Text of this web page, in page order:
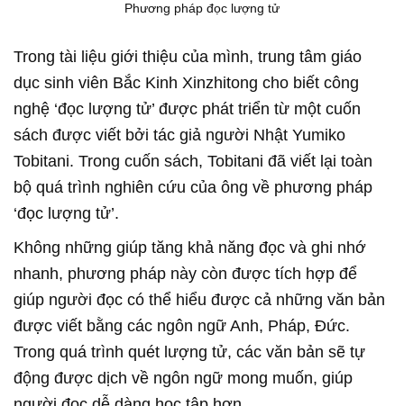
Phương pháp đọc lượng tử
Trong tài liệu giới thiệu của mình, trung tâm giáo
dục sinh viên Bắc Kinh Xinzhitong cho biết công
nghệ ‘đọc lượng tử’ được phát triển từ một cuốn
sách được viết bởi tác giả người Nhật Yumiko
Tobitani. Trong cuốn sách, Tobitani đã viết lại toàn
bộ quá trình nghiên cứu của ông về phương pháp
‘đọc lượng tử’.
Không những giúp tăng khả năng đọc và ghi nhớ
nhanh, phương pháp này còn được tích hợp để
giúp người đọc có thể hiểu được cả những văn bản
được viết bằng các ngôn ngữ Anh, Pháp, Đức.
Trong quá trình quét lượng tử, các văn bản sẽ tự
động được dịch về ngôn ngữ mong muốn, giúp